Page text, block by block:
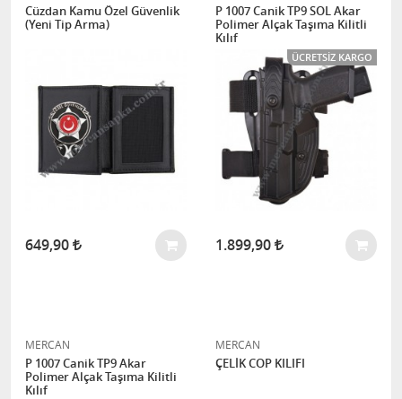
Cüzdan Kamu Özel Güvenlik
(Yeni Tip Arma)
649,90
P 1007 Canik TP9 SOL Akar
Polimer Alçak Taşıma Kilitli
Kılıf
ÜCRETSIZ KARGO
1.899,90
MERCAN
P 1007 Canik TP9 Akar
Polimer Alçak Taşıma Kilitli
Kılıf
MERCAN
ÇELİK COP KILIFI